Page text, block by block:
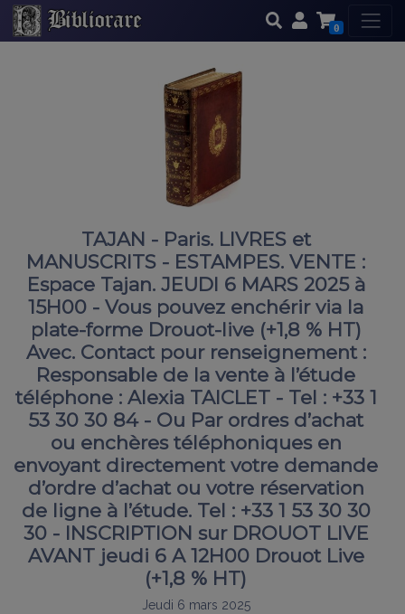
0
TAJAN - Paris. LIVRES et
MANUSCRITS - ESTAMPES. VENTE :
Espace Tajan. JEUDI 6 MARS 2025 à
15H00 - Vous pouvez enchérir via la
plate-forme Drouot-live (+1,8 % HT)
Avec. Contact pour renseignement :
Responsable de la vente à l’étude
téléphone : Alexia TAICLET - Tel : +33 1
53 30 30 84 - Ou Par ordres d’achat
ou enchères téléphoniques en
envoyant directement votre demande
d’ordre d’achat ou votre réservation
de ligne à l’étude. Tel : +33 1 53 30 30
30 - INSCRIPTION sur DROUOT LIVE
AVANT jeudi 6 A 12H00 Drouot Live
(+1,8 % HT)
Jeudi 6 mars 2025